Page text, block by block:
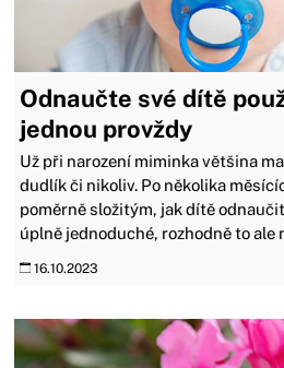
Odnaučte své dítě
jednou provždy
Už při narození miminka většina
dudlík či nikoliv. Po několika
poměrně složitým, jak dítě
úplně jednoduché, rozhodně to ale
16.10.2023